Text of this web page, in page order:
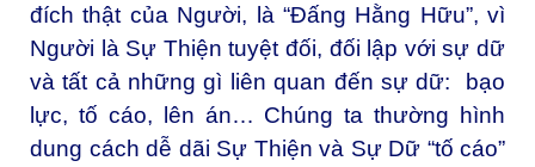
đích thật của Người, là “Đấng Hằng Hữu”, vì
Người là Sự Thiện tuyệt đối, đối lập với sự dữ
và tất cả những gì liên quan đến sự dữ: bạo
lực, tố cáo, lên án… Chúng ta thường hình
dung cách dễ dãi Sự Thiện và Sự Dữ “tố cáo”